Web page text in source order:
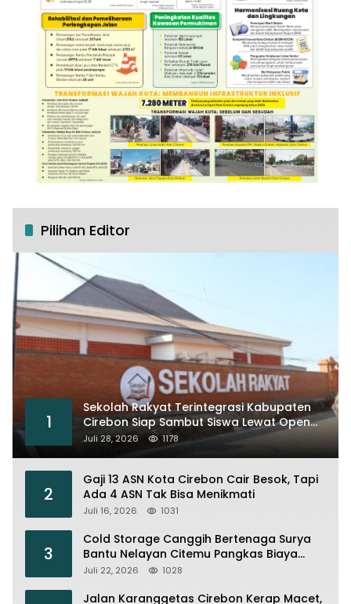
Pilihan Editor
1
Sekolah Rakyat Terintegrasi Kabupaten
Cirebon Siap Sambut Siswa Lewat Open
House dan MPLS
Juli 28, 2026 1178
2
Gaji 13 ASN Kota Cirebon Cair Besok, Tapi
Ada 4 ASN Tak Bisa Menikmati
Juli 16, 2026 1031
3
Cold Storage Canggih Bertenaga Surya
Bantu Nelayan Citemu Pangkas Biaya
Operasional
Juli 22, 2026 1028
Jalan Karanggetas Cirebon Kerap Macet,